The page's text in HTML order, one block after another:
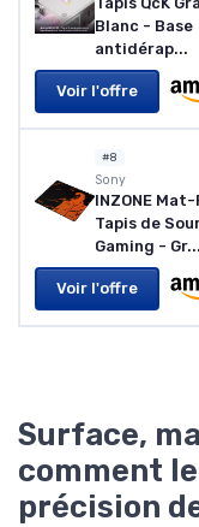
Blanc - Base
antidérap...
Voir l'offre
#8
Sony
INZONE Mat-
Tapis de
Gaming - Gr...
Voir l'offre
Surface,
comment
précision